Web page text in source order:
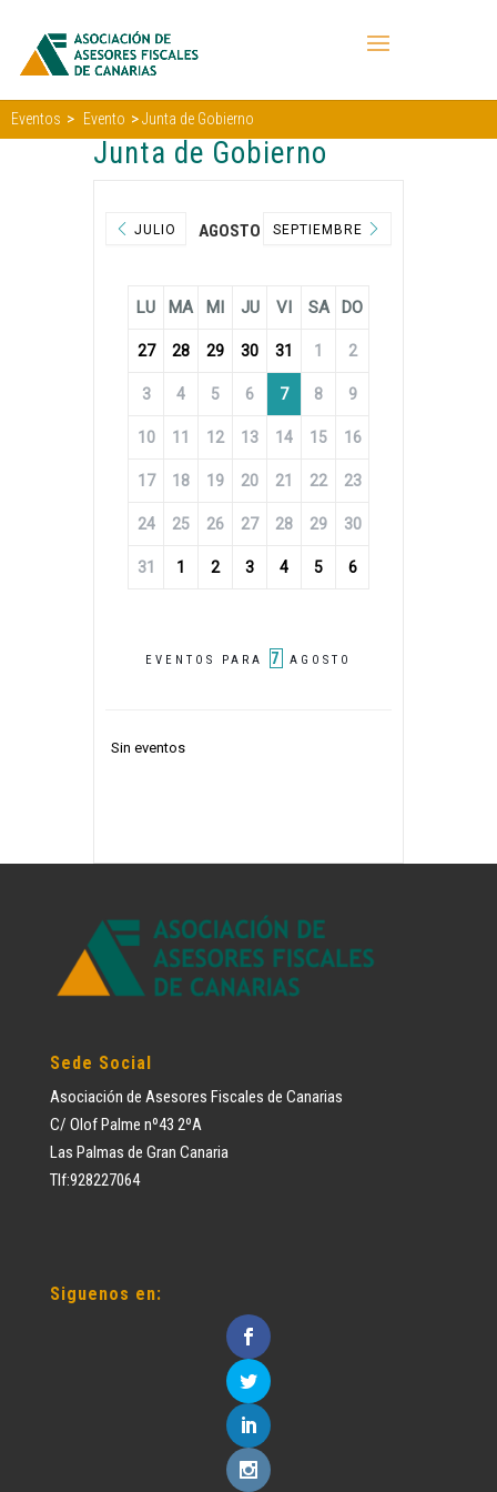
Eventos > Evento >Junta de Gobierno
Junta de Gobierno
JULIO AGOSTO 2026SEPTIEMBRE
LU MA MI JU VI SA DO
27 28 29 30 31 1 2
3 4 5 6 7 8 9
10 11 12 13 14 15 16
17 18 19 20 21 22 23
24 25 26 27 28 29 30
31 1 2 3 4 5 6
EVENTOS PARA 7 AGOSTO
Sin eventos
Sede Social
Asociación de Asesores Fiscales de Canarias
C/ Olof Palme nº43 2ºA
Las Palmas de Gran Canaria
Tlf:928227064
Siguenos en: